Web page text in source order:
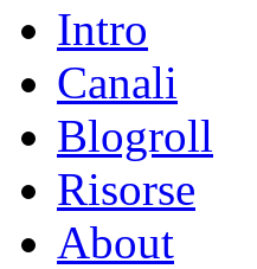
Intro
Canali
Blogroll
Risorse
About